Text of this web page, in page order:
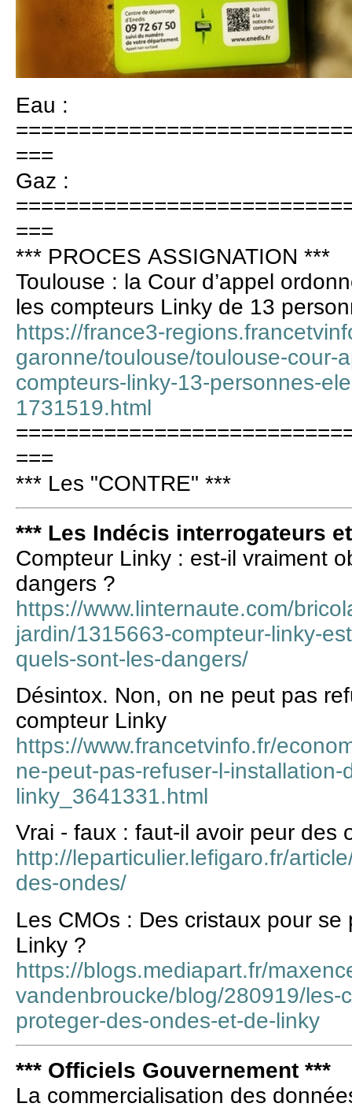
Eau :
===
Gaz :
===
*** PROCES ASSIGNATION ***
Toulouse : la Cour d’appel
les compteurs Linky de 13
https://france3-
garonne/toulouse/toulouse-cour-
compteurs-linky-13-personnes-
1731519.html
===
*** Les "CONTRE" ***
*** Les Indécis interrogateurs
Compteur Linky : est-il vraiment
dangers ?
https://www.linternaute.com/
jardin/1315663-compteur-linky-
quels-sont-les-dangers/
Désintox. Non, on ne peut pas
compteur Linky
https://www.francetvinfo.fr/
ne-peut-pas-refuser-l-installation-
linky_3641331.html
Vrai - faux : faut-il avoir peur des
http://leparticulier.lefigaro.fr/
des-ondes/
Les CMOs : Des cristaux pour
Linky ?
https://blogs.mediapart.fr/
vandenbroucke/blog/280919/les-
proteger-des-ondes-et-de-linky
*** Officiels Gouvernement ***
La commercialisation des